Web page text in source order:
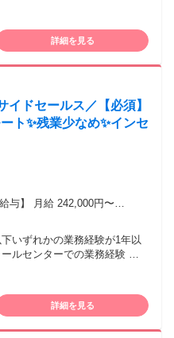
方が、長く活躍できる環境
あります。 💡着実にや
する力が大切になります。 目
向かってコツコツと 行動を
。 💡成果の土台と
件の丁寧なコミュニケーショ
方が結果を出しています！
ルを考慮のうえ決定します
年4回あり ●在宅勤務手当
験を活かしたい方（業界・年
れたい、しっかり稼ぎたい方
切にできる方 ・フルリモー
活かせる経験・
・営業・接客・販売の経験
サービスの知識 【充実の
した最新の研修プログラム
ます。 ▼研修の流れ
識や電話対応の基礎をインプ
務スタート ＼約1カ月間の研
は「HKK（褒める・共感す
針を大切にしています。 お客
方が、長く活躍できる環境
力」 フルリモートだからこ
する力が大切になります。 目
に向かってコツコツと 行動を
詳細を見る
ドセールス／【必須】
ト✨残業少なめ✨インセ
与】 月給 242,000円〜
ィブを支給 ■残業代別途支給
共に100%達成 個人20,000円/
ーム共に100%達成 個人
個人とチーム共に100%達成
いずれかの業務経験が1年以
ルセンターでの業務経験 ②
方ももち
国どこからでも働けます。
トの予定を立てやすく、介護
詳細を見る